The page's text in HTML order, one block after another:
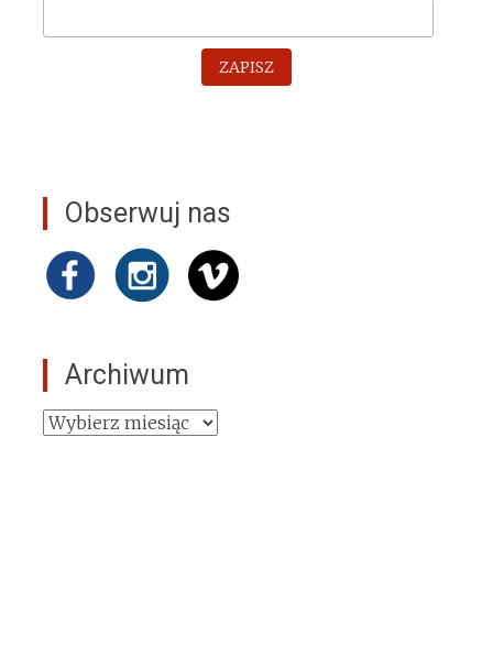
ZAPISZ
Obserwuj nas
Archiwum
Archiwum